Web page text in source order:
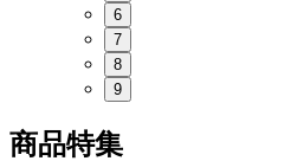
6
7
8
9
商品特集